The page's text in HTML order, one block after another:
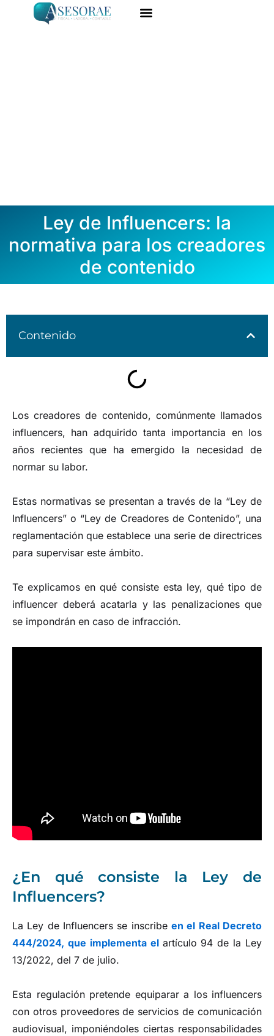
Ley de Influencers: la
normativa para los creadores
de contenido
Contenido
Los creadores de contenido, comúnmente llamados
influencers, han adquirido tanta importancia en los
años recientes que ha emergido la necesidad de
normar su labor.
Estas normativas se presentan a través de la “Ley de
Influencers” o “Ley de Creadores de Contenido”, una
reglamentación que establece una serie de directrices
para supervisar este ámbito.
Te explicamos en qué consiste esta ley, qué tipo de
influencer deberá acatarla y las penalizaciones que
se impondrán en caso de infracción.
¿En qué consiste la Ley de
Influencers?
La Ley de Influencers se inscribe en el Real Decreto
444/2024, que implementa el artículo 94 de la Ley
13/2022, del 7 de julio.
Esta regulación pretende equiparar a los influencers
con otros proveedores de servicios de comunicación
audiovisual, imponiéndoles ciertas responsabilidades